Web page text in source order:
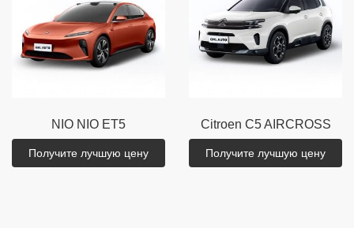
NIO NIO ET5
Получите лучшую цену
Citroen C5 AIRCROSS
Получите лучшую цену